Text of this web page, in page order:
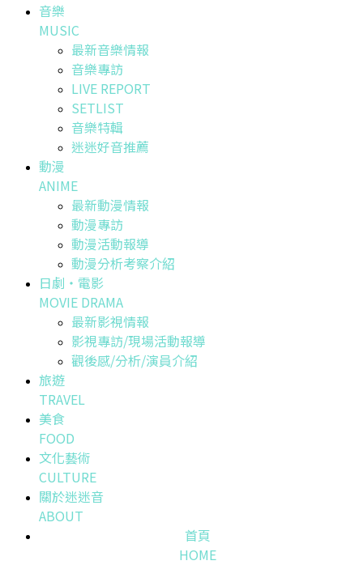
音樂
MUSIC
最新音樂情報
音樂專訪
LIVE REPORT
SETLIST
音樂特輯
迷迷好音推薦
動漫
ANIME
最新動漫情報
動漫專訪
動漫活動報導
動漫分析考察介紹
日劇・電影
MOVIE DRAMA
最新影視情報
影視專訪/現場活動報導
觀後感/分析/演員介紹
旅遊
TRAVEL
美食
FOOD
文化藝術
CULTURE
關於迷迷音
ABOUT
首頁
HOME